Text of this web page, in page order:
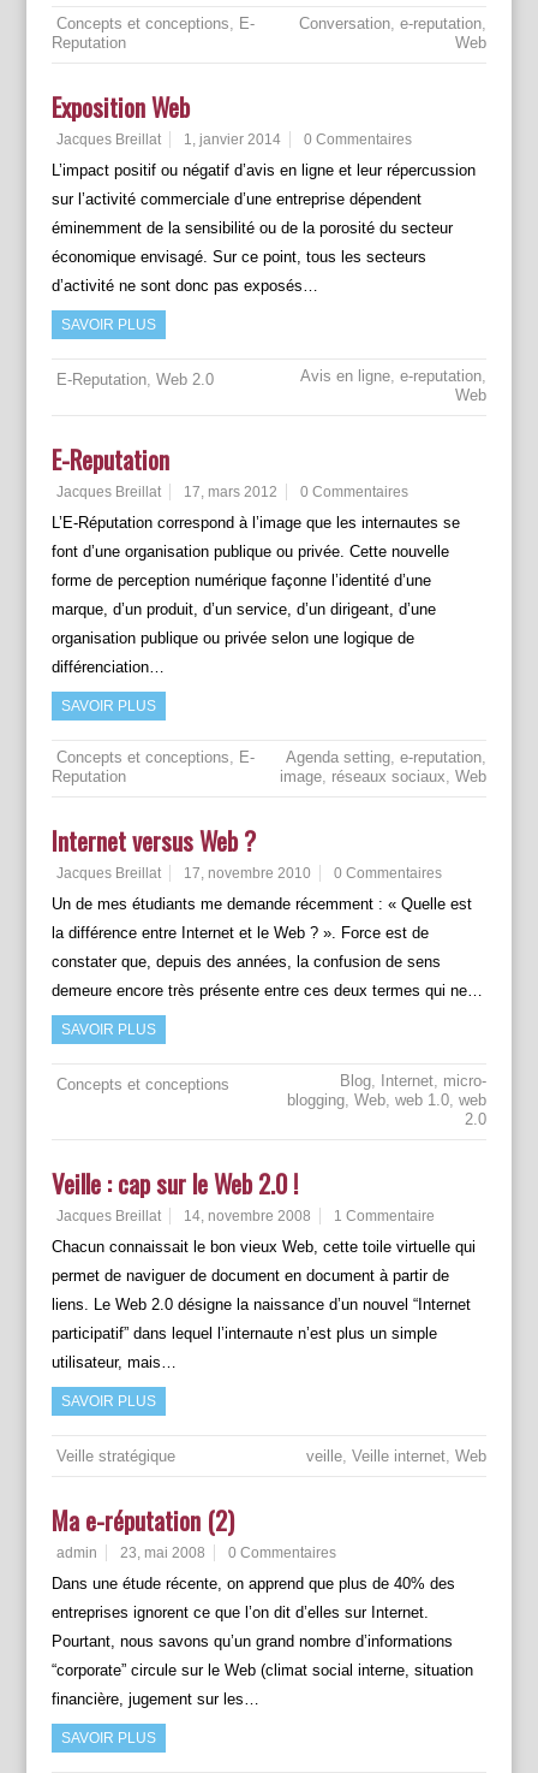
Concepts et conceptions, E-
Reputation
Conversation,e-reputation,
Web
Exposition Web
Jacques Breillat 1, janvier 2014 0 Commentaires
L’impact positif ou négatif d’avis en ligne et leur répercussion
sur l’activité commerciale d’une entreprise dépendent
éminemment de la sensibilité ou de la porosité du secteur
économique envisagé. Sur ce point, tous les secteurs
d’activité ne sont donc pas exposés…
SAVOIR PLUS
E-Reputation, Web 2.0 Avis en ligne,e-reputation,
Web
E-Reputation
Jacques Breillat 17, mars 2012 0 Commentaires
L’E-Réputation correspond à l’image que les internautes se
font d’une organisation publique ou privée. Cette nouvelle
forme de perception numérique façonne l’identité d’une
marque, d’un produit, d’un service, d’un dirigeant, d’une
organisation publique ou privée selon une logique de
différenciation…
SAVOIR PLUS
Concepts et conceptions, E-
Reputation
Agenda setting,e-reputation,
image, réseaux sociaux,Web
Internet versus Web ?
Jacques Breillat 17, novembre 2010 0 Commentaires
Un de mes étudiants me demande récemment : « Quelle est
la différence entre Internet et le Web ? ». Force est de
constater que, depuis des années, la confusion de sens
demeure encore très présente entre ces deux termes qui ne…
SAVOIR PLUS
Concepts et conceptions Blog, Internet, micro-
blogging,Web,web 1.0,web
2.0
Veille : cap sur le Web 2.0 !
Jacques Breillat 14, novembre 2008 1 Commentaire
Chacun connaissait le bon vieux Web, cette toile virtuelle qui
permet de naviguer de document en document à partir de
liens. Le Web 2.0 désigne la naissance d’un nouvel “Internet
participatif” dans lequel l’internaute n’est plus un simple
utilisateur, mais…
SAVOIR PLUS
Veille stratégique veille,Veille internet,Web
Ma e-réputation (2)
admin 23, mai 2008 0 Commentaires
Dans une étude récente, on apprend que plus de 40% des
entreprises ignorent ce que l’on dit d’elles sur Internet.
Pourtant, nous savons qu’un grand nombre d’informations
“corporate” circule sur le Web (climat social interne, situation
financière, jugement sur les…
SAVOIR PLUS